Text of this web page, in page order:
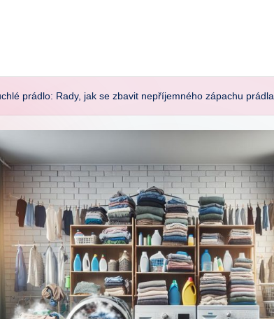
prádlo: Rady, jak se zbavit nepříjemného zápachu prádla